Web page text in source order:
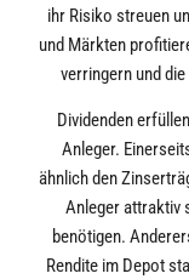
ihr Risiko streuen
und Märkten
verringern und
Dividenden
Anleger.
ähnlich den
Anleger attraktiv
benötigen.
Rendite im Depot